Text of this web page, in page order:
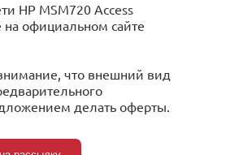
HP MSM720 Access
официальном сайте
что внешний вид
делать оферты.